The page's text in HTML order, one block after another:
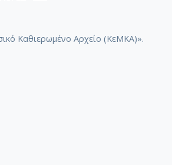
Καθιερωμένο Αρχείο (ΚεΜΚΑ)».